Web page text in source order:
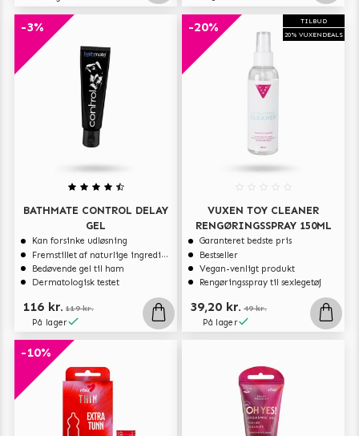
-3%
BATHMATE CONTROL DELAY
GEL
Kan forsinke udløsning
Fremstillet af naturlige ingredienser
Bedøvende gel til ham
Dermatologisk testet
116 kr. 119 kr.
På lager
TILBUD
20% VUXENDEALS
-20%
VUXEN TOY CLEANER
RENGØRINGSSPRAY 150ML
Garanteret bedste pris
Bestseller
Vegan-venligt produkt
Rengøringsspray til sexlegetøj
39,20 kr. 49 kr.
På lager
-10%